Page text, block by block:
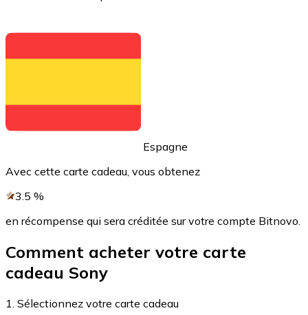
Ajoutez des fonds à votre compte Bitnovo ou
Acheter avec virement bancaire
Carte de crédit / débit
Utilisez les cartes Visa et Mastercard pour acheter
Acheter avec carte
Boutique - Cartes
Nouveau
Espagne
Avec cette carte cadeau, vous obtenez
3.5 %
en récompense qui sera créditée sur votre compte Bitnovo.
Comment acheter votre carte
cadeau Sony
1. Sélectionnez votre carte cadeau